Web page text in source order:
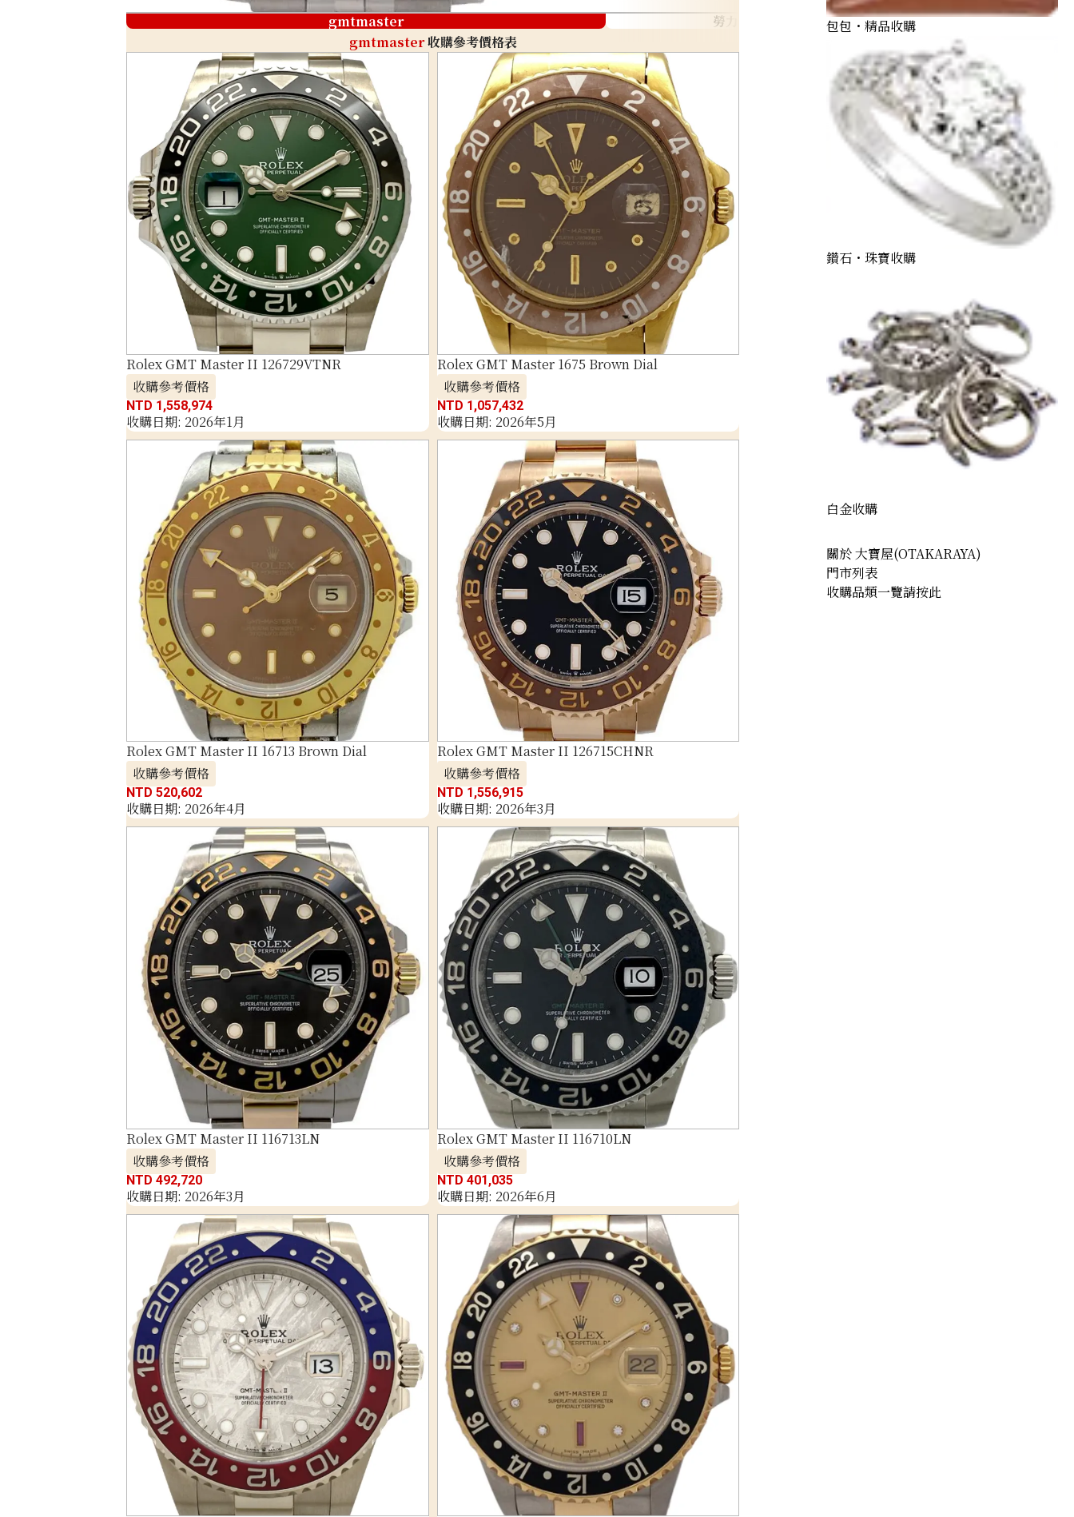
gmtmaster
勞力士 Rolex
gmtmaster收購參考價格表
Rolex GMT Master II 126729VTNR
收購參考價格
NTD 1,558,974
收購日期: 2026年1月
Rolex GMT Master 1675 Brown Dial
收購參考價格
NTD 1,057,432
收購日期: 2026年5月
Rolex GMT Master II 16713 Brown Dial
收購參考價格
NTD 520,602
收購日期: 2026年4月
Rolex GMT Master II 126715CHNR
收購參考價格
NTD 1,556,915
收購日期: 2026年3月
Rolex GMT Master II 116713LN
收購參考價格
NTD 492,720
收購日期: 2026年3月
Rolex GMT Master II 116710LN
收購參考價格
NTD 401,035
收購日期: 2026年6月
包包・精品收購
鑽石・珠寶收購
白金收購
關於 大寶屋(OTAKARAYA)
門市列表
收購品類一覽請按此